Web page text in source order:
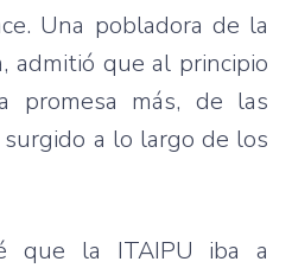
Una pobladora de la
admitió que al principio
promesa más, de las
a lo largo de los
que la ITAIPU iba a